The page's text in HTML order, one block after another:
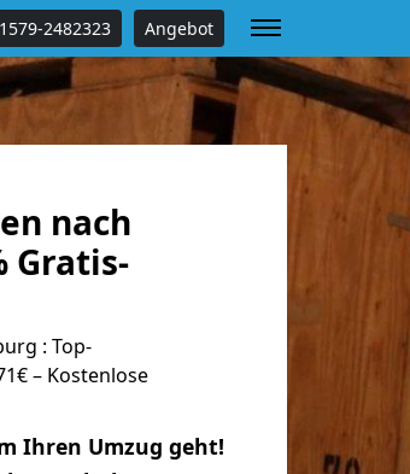
2482323 Angebot
nach
Gratis-
: Top-
– Kostenlose
Ihren Umzug geht!